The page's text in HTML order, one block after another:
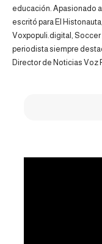
educación. Apasionado
escritó para El
Voxpopuli.digital,
periodista siempre
Director de Noticias Voz